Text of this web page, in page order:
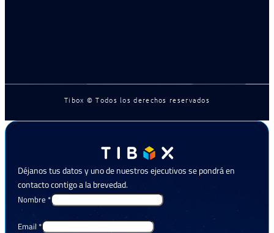
Tibox © Todos los derechos reservados
Déjanos tus datos y uno de nuestros ejecutivos se pondrá en
contacto contigo a la brevedad.
Nombre *
Email *